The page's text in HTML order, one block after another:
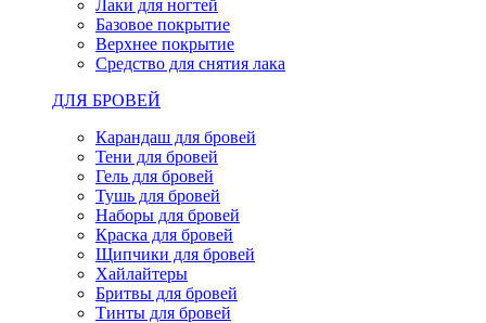
Лаки для ногтей
Базовое покрытие
Верхнее покрытие
Средство для снятия лака
ДЛЯ БРОВЕЙ
Карандаш для бровей
Тени для бровей
Гель для бровей
Тушь для бровей
Наборы для бровей
Краска для бровей
Щипчики для бровей
Хайлайтеры
Бритвы для бровей
Тинты для бровей